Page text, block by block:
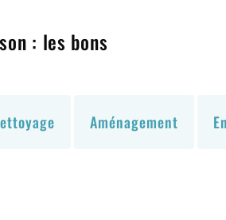
: les bons
Aménagement